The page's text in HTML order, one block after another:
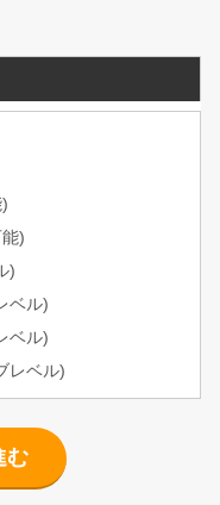
)
)
ベル)
ベル)
レベル)
む